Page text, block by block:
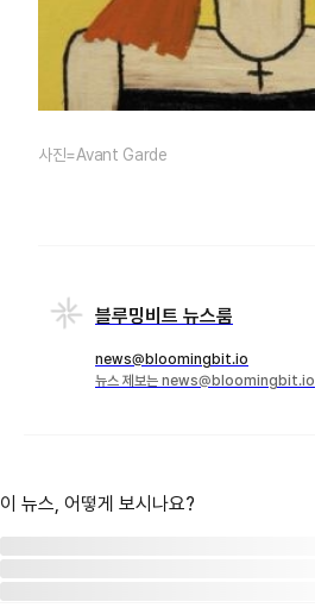
사진=Avant Garde
블루밍비트 뉴스룸
news@bloomingbit.io
뉴스 제보는 news@bloomingbit.io
이 뉴스, 어떻게 보시나요?